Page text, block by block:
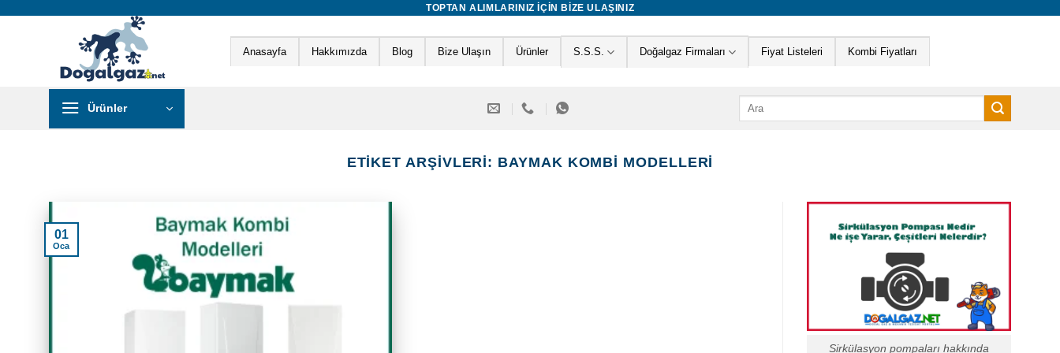
TOPTAN ALIMLARINIZ IÇIN BIZE ULAŞINIZ
Anasayfa Hakkımızda Blog Bize Ulaşın Ürünler S.S.S. Doğalgaz Firmaları Fiyat Listeleri Kombi Fiyatları
Ürünler Ara:
ETIKET ARŞIVLERI: BAYMAK KOMBI MODELLERI
01
Oca
Sirkülasyon pompaları hakkında